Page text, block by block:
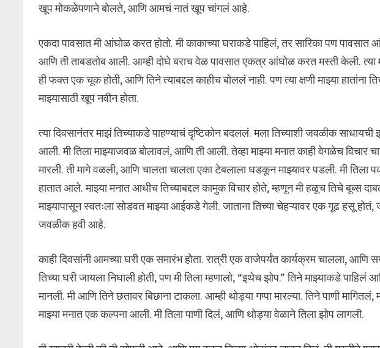
खूप मोकळेपणाने बोलते, आणि आमचं नातं खूप चांगलं आहे.
एकदा पावसात मी आंघोळ करत होतो. मी काकाच्या घराकडे पाहिलं, तर सारिका पण पावसात
आणि ती ताबडतोब आली. आम्ही दोघे बराच वेळ पावसात एकत्र आंघोळ करत मस्ती केली. त्या
ही फक्त एक चूक होती, आणि तिने त्याबद्दल काहीच बोललं नाही. पण त्या क्षणी माझ्या
माझ्यासाठी खूप नवीन होता.
त्या दिवसानंतर माझं तिच्याकडे पाहण्याचं दृष्टिकोन बदललं. मला तिच्याशी जवळीक साधायची
आली. मी तिला माझ्याजवळ बोलावलं, आणि ती आली. तेव्हा माझ्या मनात काही वेगळेच विचार
मारली. ती मागे वळली, आणि चालता चालता एका टेबलाला धडकून माझ्यावर पडली. मी तिला
हातात आले. माझ्या मनात आधीच तिच्याबद्दल कामुक विचार होते, म्हणून मी हळूच तिचे बूब्स
माझ्यापासून स्वतःला सोडवत माझ्या आईकडे गेली. जाताना तिच्या चेहऱ्यावर एक गूढ हसू होतं,
जवळीक हवी आहे.
काही दिवसांनी आमच्या घरी एक समारंभ होता. रात्री एक वाजेपर्यंत कार्यक्रम चालला, आणि
तिच्या घरी जायला निघाली होती, पण मी तिला म्हणालो, “इथेच झोप.” तिने माझ्याकडे
मानली. मी आणि तिने छतावर बिछाना टाकला. आम्ही थोड्या गप्पा मारल्या. तिने पाणी
माझ्या मनात एक कल्पना आली. मी तिला पाणी दिलं, आणि थोड्या वेळाने तिला झोप लागली.